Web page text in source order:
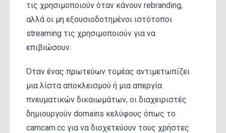
τις χρησιμοποιούν όταν κάνουν rebranding,
αλλά οι μη εξουσιοδοτημένοι ιστότοποι
streaming τις χρησιμοποιούν για να
επιβιώσουν.
Όταν ένας πρωτεύων τομέας αντιμετωπίζει
μια λίστα αποκλεισμού ή μια απεργία
πνευματικών δικαιωμάτων, οι διαχειριστές
δημιουργούν domains κελύφους όπως το
camcam.cc για να διοχετεύουν τους χρήστες